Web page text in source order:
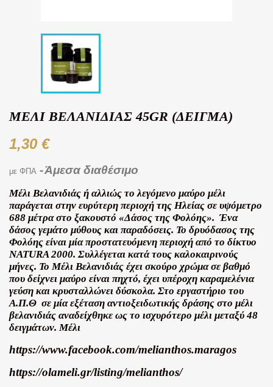
ΜΈΛΙ ΒΕΛΑΝΙΔΙΆΣ 45GR (ΔΕΙΓΜΑ)
1,30 €
με ΦΠΑ Άμεσα διαθέσιμο
Μέλι Βελανιδιάς ή αλλιώς το λεγόμενο μαύρο μέλι
παράγεται στην ευρύτερη περιοχή της Ηλείας σε υψόμετρο
688 μέτρα στο ξακουστό «Δάσος της Φολόης». Ένα
δάσος γεμάτο μύθους και παραδόσεις. Το δρυόδασος της
Φολόης είναι μία προστατευόμενη περιοχή από το δίκτυο
NATURA 2000. Συλλέγεται κατά τους καλοκαιρινούς
μήνες. Το Μέλι Βελανιδιάς έχει σκούρο χρώμα σε βαθμό
που δείχνει μαύρο είναι πηχτό, έχει υπέροχη καραμελένια
γεύση και κρυσταλλώνει δύσκολα. Στο εργαστήριο του
Α.Π.Θ σε μία εξέταση αντιοξειδωτικής δράσης στο μέλι
βελανιδιάς αναδείχθηκε ως το ισχυρότερο μέλι μεταξύ 48
δειγμάτων. Μέλι
https://www.facebook.com/melianthos.maragos
https://olameli.gr/listing/melianthos/